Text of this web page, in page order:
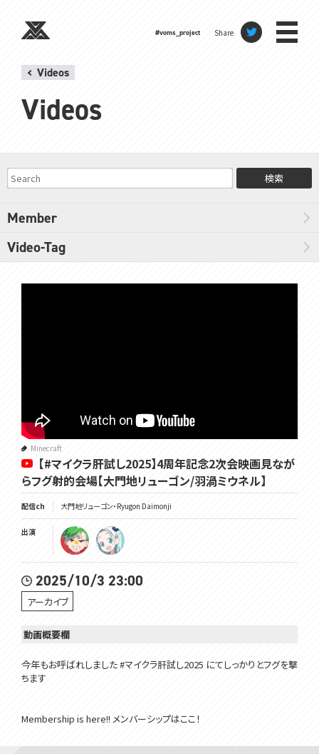
#voms_project Share
Videos
Videos
検索
Member
Video-Tag
Minecraft
【#マイクラ肝試し2025】4周年記念2次会映画見なが
らフグ射的会場【大門地リューゴン/羽渦ミウネル】
配信ch 大門地リューゴン・Ryugon Daimonji
出演
2025/10/3 23:00
アーカイブ
動画概要欄
今年もお呼ばれしました #マイクラ肝試し2025 にてしっかりとフグを撃
ちます
Membership is here!! メンバーシップはここ！
JQ/join